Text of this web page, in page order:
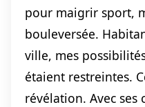
pour maigrir sport,
bouleversée.
ville, mes
étaient restreintes.
révélation. Avec ses